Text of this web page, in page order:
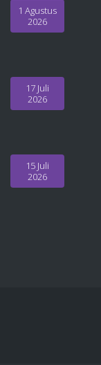
1 Agustus
2026
17 Juli
2026
15 Juli
2026